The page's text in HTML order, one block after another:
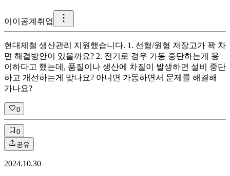
이 이공계취업
현대제철 생산관리 지원했습니다. 1. 선형/원형 저장고가 꽉 차
면 해결방안이 있을까요? 2. 전기로 경우 가동 중단하는게 용
이하다고 했는데, 품질이나 생산에 차질이 발생하면 설비 중단
하고 개선하는게 맞나요? 아니면 가동하면서 문제를 해결해
가나요?
0
0
공유
2024.10.30